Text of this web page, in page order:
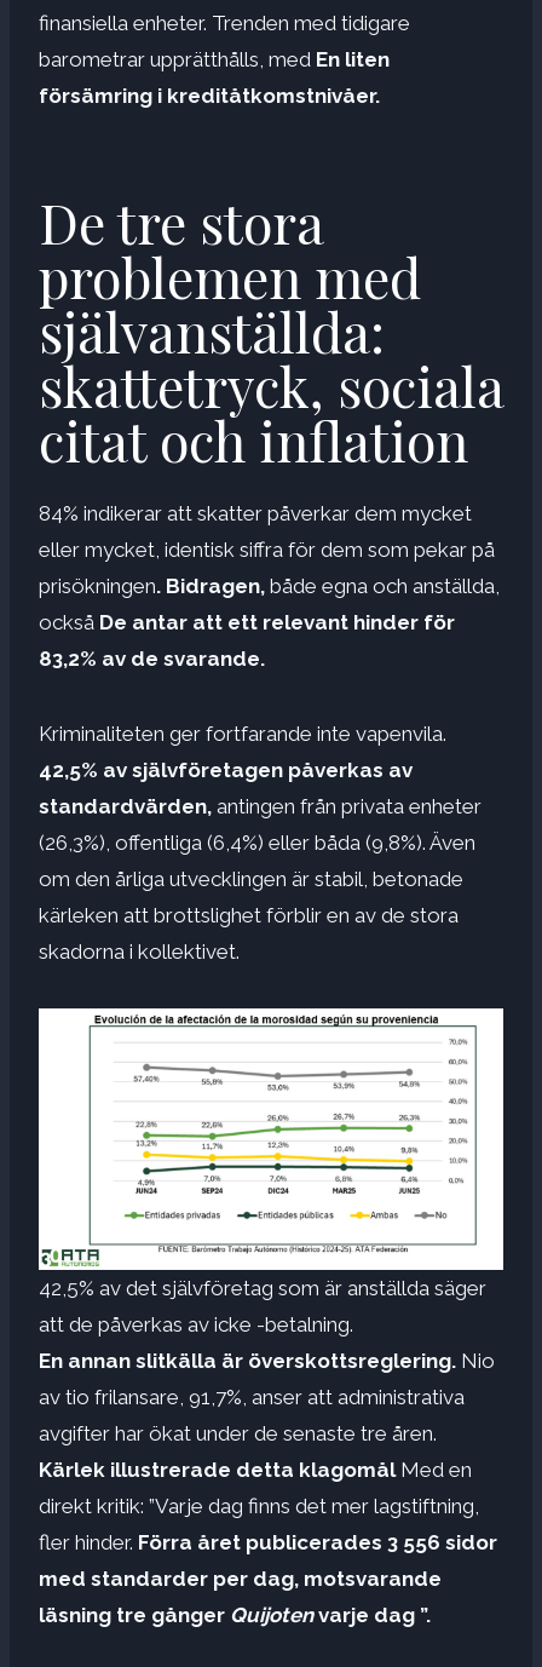
finansiella enheter. Trenden med tidigare
barometrar upprätthålls, med En liten
försämring i kreditåtkomstnivåer.
De tre stora
problemen med
självanställda:
skattetryck, sociala
citat och inflation
84% indikerar att skatter påverkar dem mycket
eller mycket, identisk siffra för dem som pekar på
prisökningen. Bidragen, både egna och anställda,
också De antar att ett relevant hinder för
83,2% av de svarande.
Kriminaliteten ger fortfarande inte vapenvila.
42,5% av självföretagen påverkas av
standardvärden, antingen från privata enheter
(26,3%), offentliga (6,4%) eller båda (9,8%). Även
om den årliga utvecklingen är stabil, betonade
kärleken att brottslighet förblir en av de stora
skadorna i kollektivet.
42,5% av det självföretag som är anställda säger
att de påverkas av icke -betalning.
En annan slitkälla är överskottsreglering. Nio
av tio frilansare, 91,7%, anser att administrativa
avgifter har ökat under de senaste tre åren.
Kärlek illustrerade detta klagomålMed en
direkt kritik: ”Varje dag finns det mer lagstiftning,
fler hinder. Förra året publicerades 3 556 sidor
med standarder per dag, motsvarande
läsning tre gånger Quijotenvarje dag ”.